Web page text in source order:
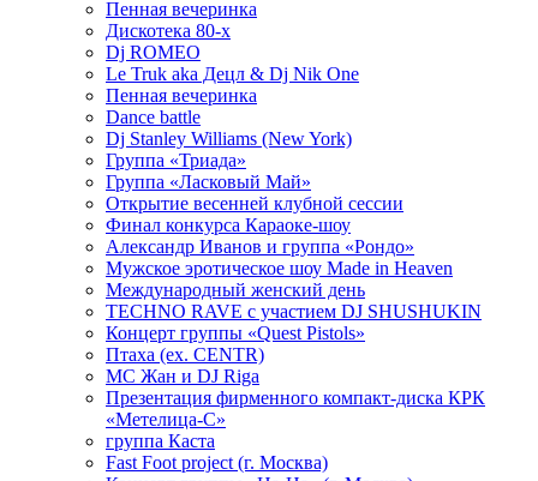
Пенная вечеринка
Дискотека 80-х
Dj ROMEO
Le Truk aka Децл & Dj Nik One
Пенная вечеринка
Dance battle
Dj Stanley Williams (New York)
Группа «Триада»
Группа «Ласковый Май»
Открытие весенней клубной сессии
Финал конкурса Караоке-шоу
Александр Иванов и группа «Рондо»
Мужское эротическое шоу Made in Heaven
Международный женский день
TECHNO RAVE с участием DJ SHUSHUKIN
Концерт группы «Quest Pistols»
Птаха (ex. CENTR)
МС Жан и DJ Riga
Презентация фирменного компакт-диска КРК
«Метелица-С»
группа Каста
Fast Foot project (г. Москва)